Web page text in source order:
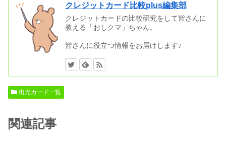
クレジットカード比較plus編集部
クレジットカードの比較研究をして皆さんに
教える「おしクマ」ちゃん。
皆さんに役立つ情報をお届けします♪
出光カード一覧
関連記事